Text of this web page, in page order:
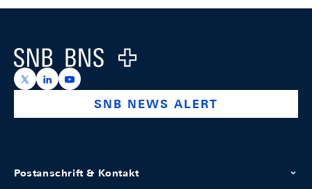
Logo
https://x.com/snb_bns
https://ch.linkedin.com/company/swiss-national-
https://www.youtube.com/@swissnationalbank
SNB NEWS ALERT
Postanschrift & Kontakt